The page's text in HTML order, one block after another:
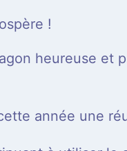
!
heureuse
année une